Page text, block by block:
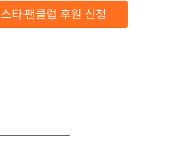
스타·팬클럽 후원 신청